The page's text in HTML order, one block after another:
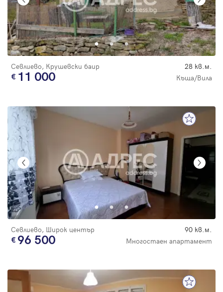
Севлиево, Крушевски баир 28 кв.м.
11 000 Къща/Вила
Севлиево, Широк център 90 кв.м.
96 500 Многостаен апартамент